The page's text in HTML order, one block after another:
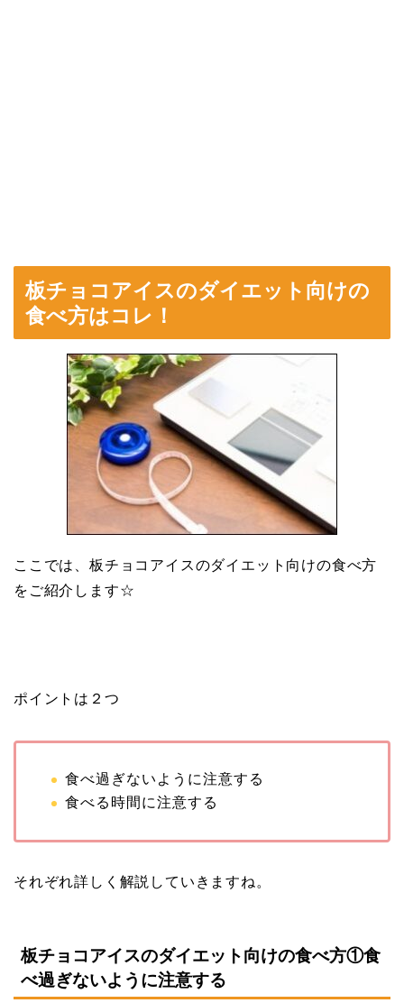
板チョコアイスのダイエット向けの
食べ方はコレ！
ここでは、板チョコアイスのダイエット向けの食べ方
をご紹介します☆
ポイントは２つ
食べ過ぎないように注意する
食べる時間に注意する
それぞれ詳しく解説していきますね。
板チョコアイスのダイエット向けの食べ方①食
べ過ぎないように注意する